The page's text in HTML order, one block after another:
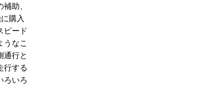
助、
購入
ピード
うなこ
通行と
行する
ろいろ